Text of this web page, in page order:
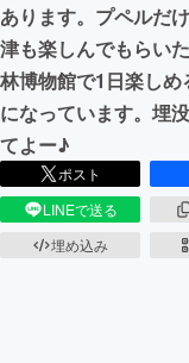
あります。プペルだ
津も楽しんでもらい
林博物館で1日楽しめ
になっています。埋
てよー♪
ポスト
LINEで送る
埋め込み